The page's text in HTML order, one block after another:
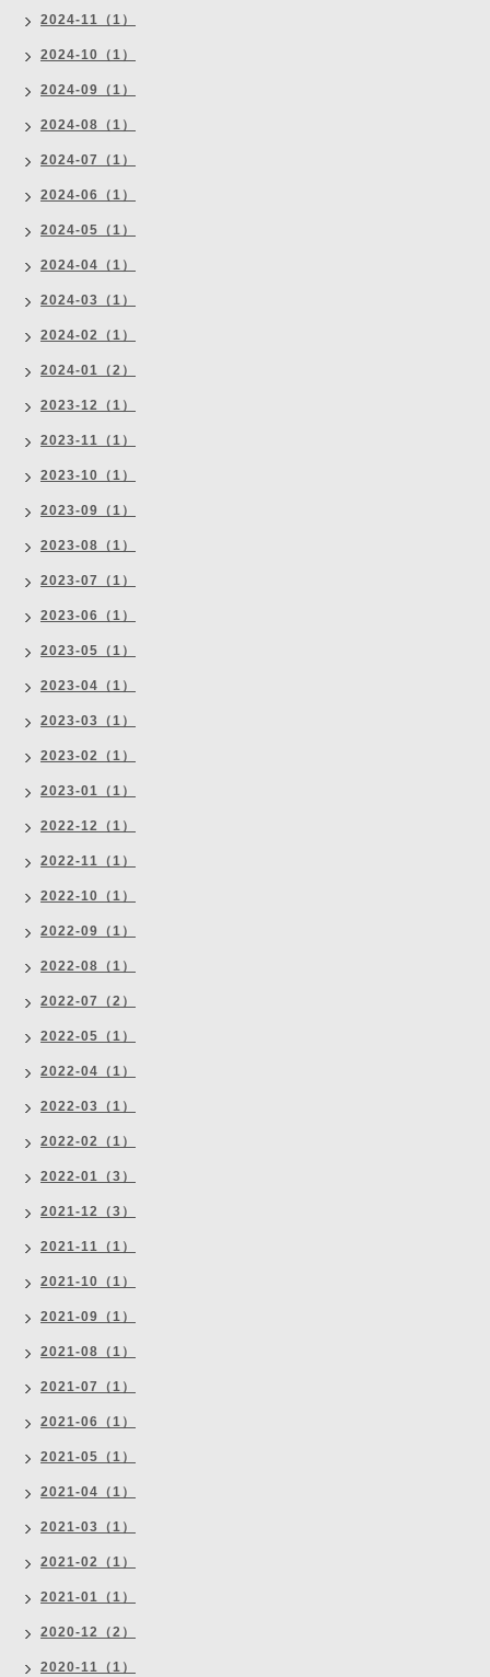
2024-11（1）
2024-10（1）
2024-09（1）
2024-08（1）
2024-07（1）
2024-06（1）
2024-05（1）
2024-04（1）
2024-03（1）
2024-02（1）
2024-01（2）
2023-12（1）
2023-11（1）
2023-10（1）
2023-09（1）
2023-08（1）
2023-07（1）
2023-06（1）
2023-05（1）
2023-04（1）
2023-03（1）
2023-02（1）
2023-01（1）
2022-12（1）
2022-11（1）
2022-10（1）
2022-09（1）
2022-08（1）
2022-07（2）
2022-05（1）
2022-04（1）
2022-03（1）
2022-02（1）
2022-01（3）
2021-12（3）
2021-11（1）
2021-10（1）
2021-09（1）
2021-08（1）
2021-07（1）
2021-06（1）
2021-05（1）
2021-04（1）
2021-03（1）
2021-02（1）
2021-01（1）
2020-12（2）
2020-11（1）